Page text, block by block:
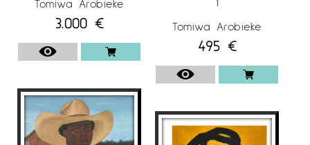
Tomiwa Arobieke
3.000 €
Tomiwa Arobieke
495 €